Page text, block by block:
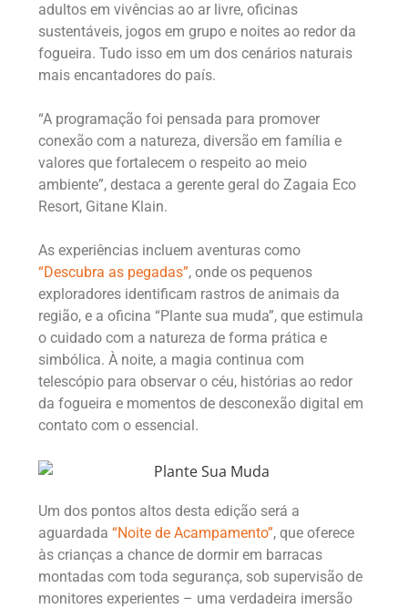
adultos em vivências ao ar livre, oficinas
sustentáveis, jogos em grupo e noites ao redor da
fogueira. Tudo isso em um dos cenários naturais
mais encantadores do país.
“A programação foi pensada para promover
conexão com a natureza, diversão em família e
valores que fortalecem o respeito ao meio
ambiente”, destaca a gerente geral do Zagaia Eco
Resort, Gitane Klain.
As experiências incluem aventuras como
“Descubra as pegadas”, onde os pequenos
exploradores identificam rastros de animais da
região, e a oficina “Plante sua muda”, que estimula
o cuidado com a natureza de forma prática e
simbólica. À noite, a magia continua com
telescópio para observar o céu, histórias ao redor
da fogueira e momentos de desconexão digital em
contato com o essencial.
Um dos pontos altos desta edição será a
aguardada “Noite de Acampamento”, que oferece
às crianças a chance de dormir em barracas
montadas com toda segurança, sob supervisão de
monitores experientes – uma verdadeira imersão